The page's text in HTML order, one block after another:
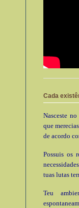
Cada
Nasceste
que
de acordo
Possuis os
tuas lutas
Teu